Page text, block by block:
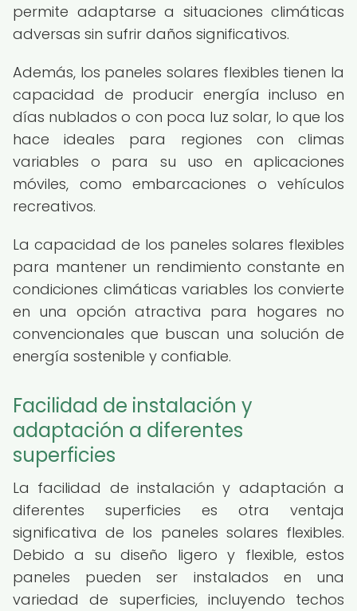
permite adaptarse a situaciones climáticas
adversas sin sufrir daños significativos.
Además, los paneles solares flexibles tienen la
capacidad de producir energía incluso en
días nublados o con poca luz solar, lo que los
hace ideales para regiones con climas
variables o para su uso en aplicaciones
móviles, como embarcaciones o vehículos
recreativos.
La capacidad de los paneles solares flexibles
para mantener un rendimiento constante en
condiciones climáticas variables los convierte
en una opción atractiva para hogares no
convencionales que buscan una solución de
energía sostenible y confiable.
Facilidad de instalación y
adaptación a diferentes
superficies
La facilidad de instalación y adaptación a
diferentes superficies es otra ventaja
significativa de los paneles solares flexibles.
Debido a su diseño ligero y flexible, estos
paneles pueden ser instalados en una
variedad de superficies, incluyendo techos